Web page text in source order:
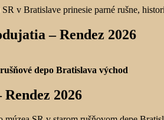
–Rendez 2026
depo Bratislava východ
Rendez 2026